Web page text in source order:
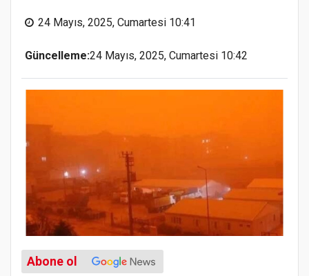
24 Mayıs, 2025, Cumartesi 10:41
Güncelleme:24 Mayıs, 2025, Cumartesi 10:42
Abone ol